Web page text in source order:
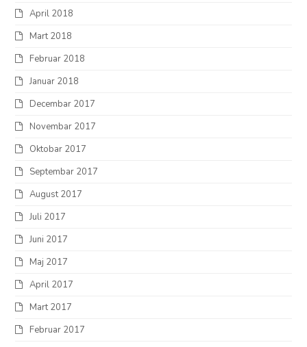
April 2018
Mart 2018
Februar 2018
Januar 2018
Decembar 2017
Novembar 2017
Oktobar 2017
Septembar 2017
August 2017
Juli 2017
Juni 2017
Maj 2017
April 2017
Mart 2017
Februar 2017